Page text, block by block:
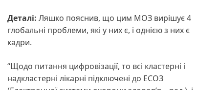
Деталі: Ляшко пояснив, що цим МОЗ вирішує 4
глобальні проблеми, які у них є, і однією з них є
кадри.
“Щодо питання цифровізації, то всі кластерні і
надкластерні лікарні підключені до ЕСОЗ